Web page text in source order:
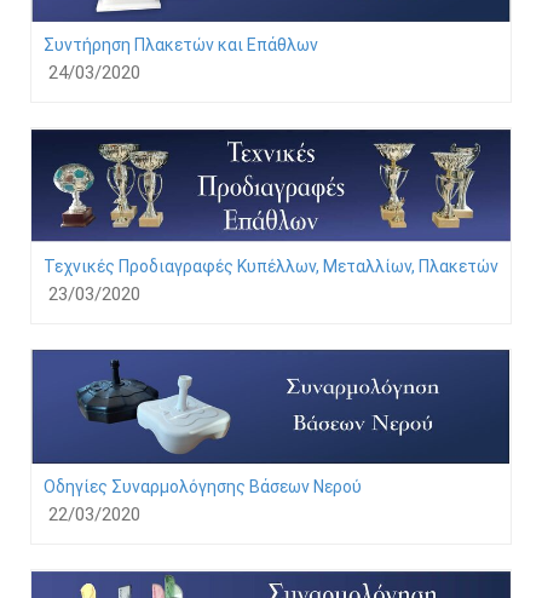
Συντήρηση Πλακετών και Επάθλων
24/03/2020
Τεχνικές Προδιαγραφές Κυπέλλων, Μεταλλίων, Πλακετών
23/03/2020
Οδηγίες Συναρμολόγησης Βάσεων Νερού
22/03/2020